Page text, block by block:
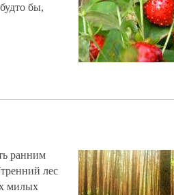
бы,
ранним
лес
милых